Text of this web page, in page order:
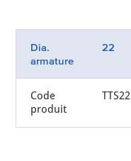
Dia.
armature
22
Code
produit
TTS22